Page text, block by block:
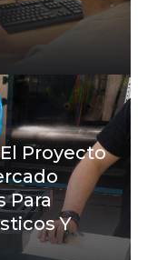
Proyecto
Para
Y